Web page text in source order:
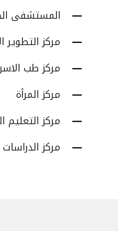
المستشفى
مركز التطوير
مركز طب
مركز المرأة
مركز التعليم
مركز